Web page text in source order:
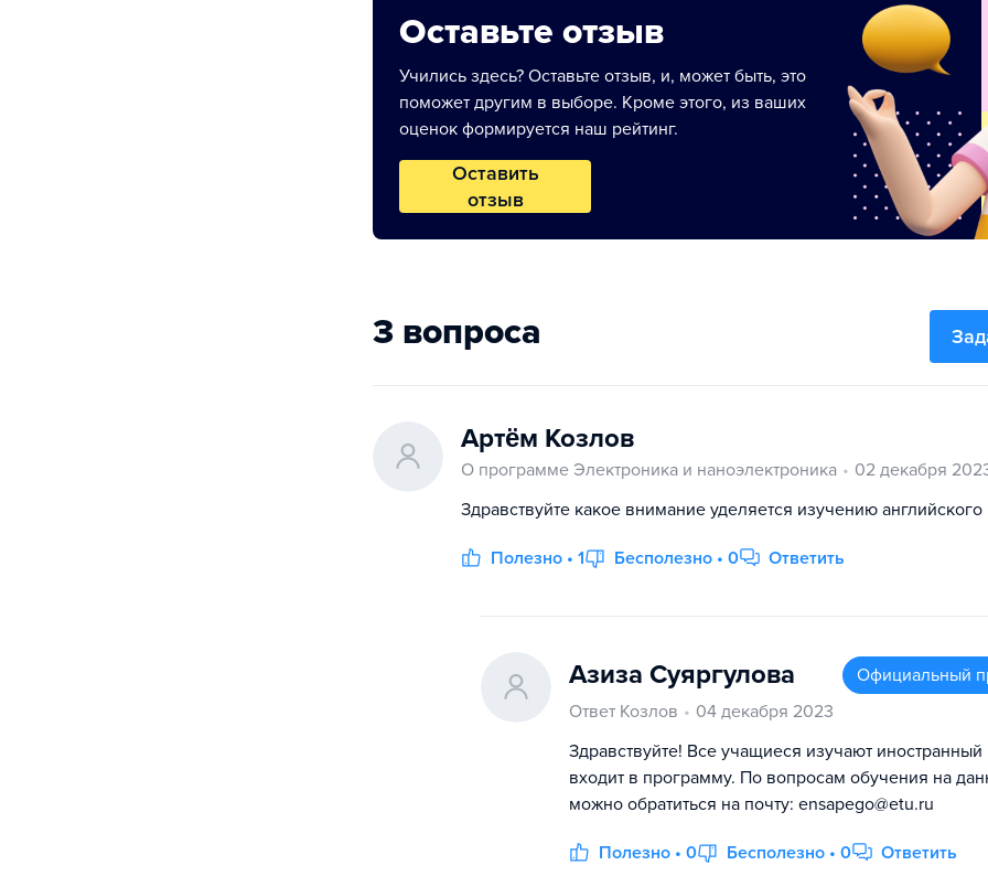
Оставьте отзыв
Учились здесь? Оставьте отзыв, и, может быть, это
поможет другим в выборе. Кроме этого, из ваших
оценок формируется наш рейтинг.
Оставить
отзыв
3 вопроса
Артëм Козлов
О программе Электроника и наноэлектроника
02 декабря
Здравствуйте какое внимание уделяется изучению английского
Полезно • 1 Бесполезно • 0 Ответить
Азиза Суяргулова
Официальный
Ответ Козлов
04 декабря 2023
Здравствуйте! Все учащиеся изучают иностранный
входит в программу. По вопросам обучения на
можно обратиться на почту: ensapego@etu.ru
Полезно • 0 Бесполезно • 0 Ответить